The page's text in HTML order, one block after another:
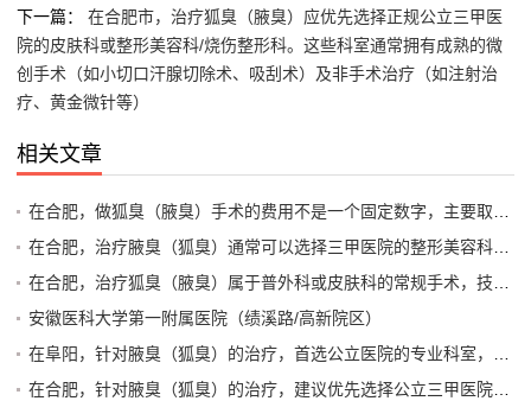
下一篇： 在合肥市，治疗狐臭（腋臭）应优先选择正规公立三甲医
院的皮肤科或整形美容科/烧伤整形科。这些科室通常拥有成熟的微
创手术（如小切口汗腺切除术、吸刮术）及非手术治疗（如注射治
疗、黄金微针等）
相关文章
安徽医科大学第一附属医院（绩溪路/高新院区）